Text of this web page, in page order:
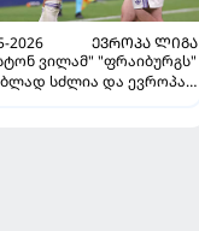
2026
ᲔᲕᲠᲝᲞᲐ ᲚᲘᲒᲐ
ვილამ" "ფრაიბურგს"
სძლია და ევროპა